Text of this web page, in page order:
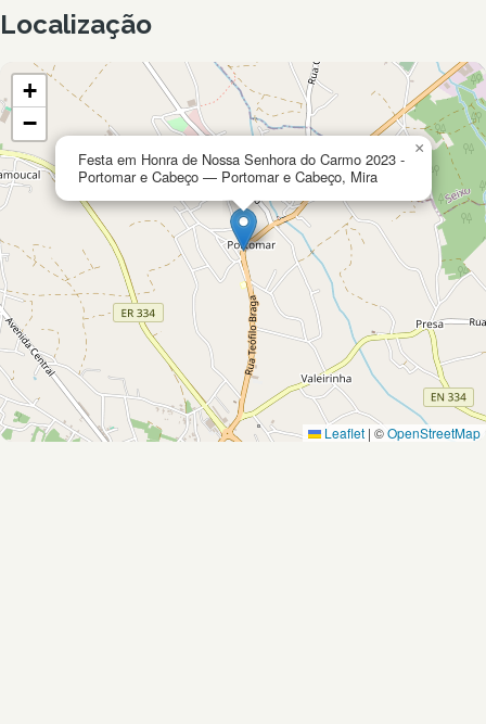
Localização
Festa em Honra de Nossa Senhora do Carmo 2023 -
Portomar e Cabeço — Portomar e Cabeço, Mira
×
+
−
Leaflet | ©OpenStreetMap